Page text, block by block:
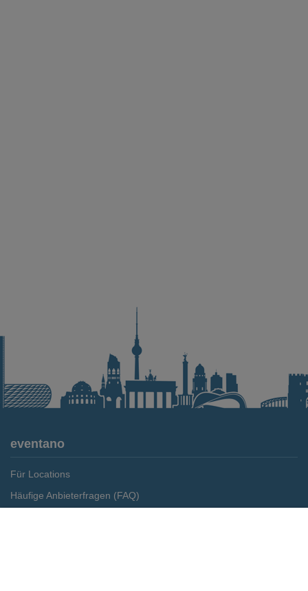
eventano
Für Locations
Häufige Anbieterfragen (FAQ)